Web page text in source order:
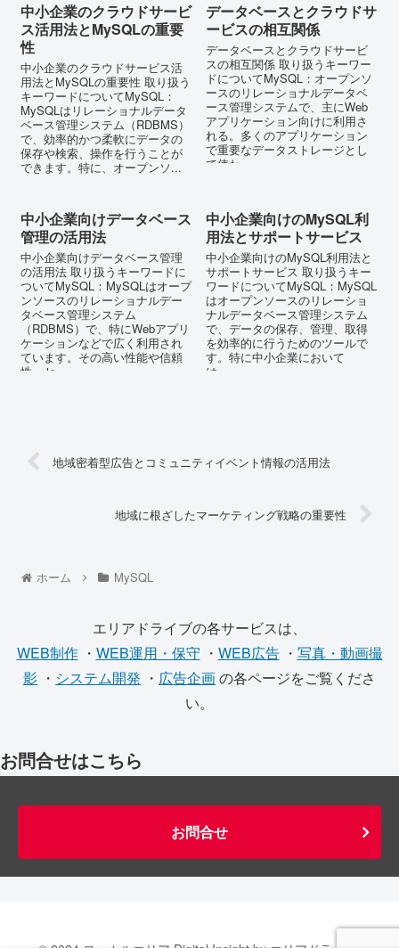
中小企業のクラウドサービ
ス活用法とMySQLの重要
性
中小企業のクラウドサービス活
用法とMySQLの重要性 取り扱う
キーワードについてMySQL：
MySQLはリレーショナルデータ
ベース管理システム（RDBMS）
で、効率的かつ柔軟にデータの
保存や検索、操作を行うことが
できます。特に、オープンソ...
データベースとクラウドサ
ービスの相互関係
データベースとクラウドサービ
スの相互関係 取り扱うキーワー
ドについてMySQL：オープンソ
ースのリレーショナルデータベ
ース管理システムで、主にWeb
アプリケーション向けに利用さ
れる。多くのアプリケーション
で重要なデータストレージとし
て使わ...
中小企業向けデータベース
管理の活用法
中小企業向けデータベース管理
の活用法 取り扱うキーワードに
ついてMySQL：MySQLはオープ
ンソースのリレーショナルデー
タベース管理システム
（RDBMS）で、特にWebアプリ
ケーションなどで広く利用され
ています。その高い性能や信頼
性、セ...
中小企業向けのMySQL利
用法とサポートサービス
中小企業向けのMySQL利用法と
サポートサービス 取り扱うキー
ワードについてMySQL：MySQL
はオープンソースのリレーショ
ナルデータベース管理システム
で、データの保存、管理、取得
を効率的に行うためのツールで
す。特に中小企業において
は、...
地域密着型広告とコミュニティイベント情報の活用法
地域に根ざしたマーケティング戦略の重要性
ホーム MySQL
エリアドライブの各サービスは、
WEB制作・ WEB運用・保守 ・ WEB広告・ 写真・動画撮
影 ・ システム開発 ・ 広告企画の各ページをご覧くださ
い。
お問合せはこちら
お問合せ